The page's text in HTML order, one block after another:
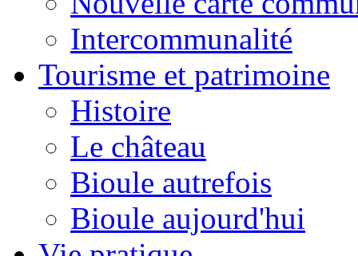
Intercommunalité
Tourisme et patrimoine
Histoire
Le château
Bioule autrefois
Bioule aujourd'hui